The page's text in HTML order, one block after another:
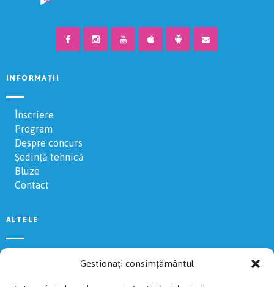
Gestionați consimțământul
INFORMAȚII
Înscriere
Program
Despre concurs
Ședință tehnică
Bluze
Contact
ALTELE